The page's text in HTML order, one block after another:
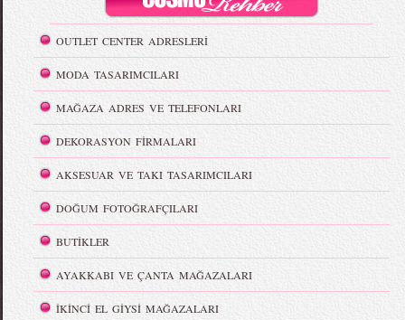
OUTLET CENTER ADRESLERİ
MODA TASARIMCILARI
MAĞAZA ADRES VE TELEFONLARI
DEKORASYON FİRMALARI
AKSESUAR VE TAKI TASARIMCILARI
DOĞUM FOTOĞRAFÇILARI
BUTİKLER
AYAKKABI VE ÇANTA MAĞAZALARI
İKİNCİ EL GİYSİ MAĞAZALARI